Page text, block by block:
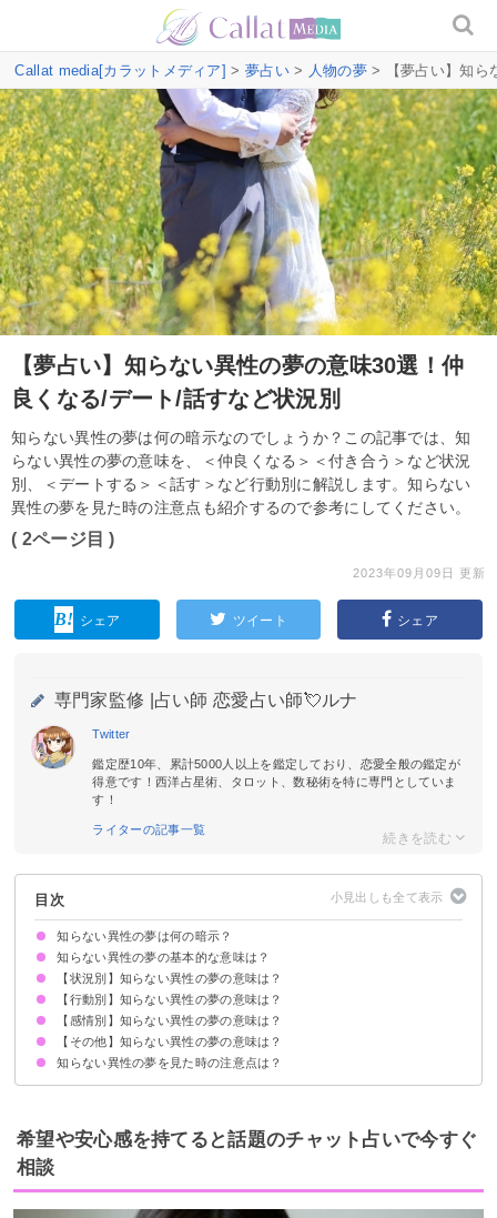
Callat media[カラットメディア] > 夢占い> 人物の夢> 【夢占い】知ら
【夢占い】知らない異性の夢の意味30選！仲
良くなる/デート/話すなど状況別
知らない異性の夢は何の暗示なのでしょうか？この記事では、知
らない異性の夢の意味を、＜仲良くなる＞＜付き合う＞など状況
別、＜デートする＞＜話す＞など行動別に解説します。知らない
異性の夢を見た時の注意点も紹介するので参考にしてください。
( 2ページ目 )
2023年09月09日 更新
シェア ツイート シェア
専門家監修 | 占い師 恋愛占い師💘ルナ
Twitter
鑑定歴10年、累計5000人以上を鑑定しており、恋愛全般の鑑定が
得意です！西洋占星術、タロット、数秘術を特に専門としていま
す！
ライターの記事一覧
目次
知らない異性の夢は何の暗示？
知らない異性の夢の基本的な意味は？
①恋愛における自分の価値観を示す
②恋愛運の変化を暗示
状況によって意味が決まる
【状況別】知らない異性の夢の意味は？
知らない異性と仲良くなる夢【吉夢】
知らない異性に好意を持たれる夢【願望夢】
知らない異性とイチャイチャする夢【吉夢】
知らない異性を好きになる夢【予知夢】
知らない異性が家にいる夢【予知夢】
知らない異性に恋をする夢【吉夢】
知らない異性に一目惚れする夢【願望夢】
知らない異性と付き合う夢【吉夢】
知らない異性と結婚生活を送る夢【吉夢】
知らない異性と抱き合う夢【吉夢】
知らない異性に抱かれる夢【願望夢】
知らない異性が甘えてくる夢【吉夢】
知らない異性にお姫様抱っこされる夢【吉夢】
知らない異性がたくさん出てくる夢【警告夢】
知らない異性に告白される夢【吉夢】
【行動別】知らない異性の夢の意味は？
知らない異性と話す夢【予知夢】
知らない異性とデートする夢【警告夢】
知らない異性と食事する夢【予知夢】
知らない異性とドライブする夢【吉夢】
知らない異性と歩く夢【吉夢】
知らない異性と寝る夢【警告夢】
知らない異性に甘える夢【警告夢】
知らない異性と電話する夢【願望夢】
知らない異性とゲームする夢【警告夢】
知らない異性と旅行する夢【警告夢】
知らない異性と喧嘩する夢【警告夢】
知らない異性の家に行く夢【警告夢】
【感情別】知らない異性の夢の意味は？
知らない異性が怖い夢【凶夢】
知らない異性に嫌な気持ちになる夢【警告夢】
知らない異性に怒る夢【警告夢】
【その他】知らない異性の夢の意味は？
知らない異性の顔をはっきり覚えている夢【予知夢】
知らない異性の顔がわからない夢【警告夢】
年下の知らない異性の夢【吉夢】
知らない異性の夢を見た時の注意点は？
自分の恋愛観を客観的に知って活かす
吉夢なら話さず警告夢や凶夢は人に話す
希望や安心感を持てると話題のチャット占いで今すぐ
相談